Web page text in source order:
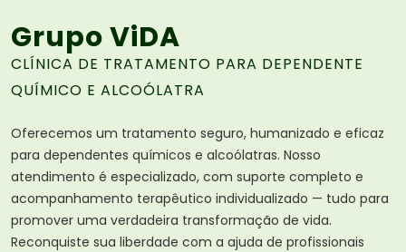
Grupo ViDA
CLÍNICA DE TRATAMENTO PARA DEPENDENTE
QUÍMICO E ALCOÓLATRA
Oferecemos um tratamento seguro, humanizado e eficaz
para dependentes químicos e alcoólatras. Nosso
atendimento é especializado, com suporte completo e
acompanhamento terapêutico individualizado — tudo para
promover uma verdadeira transformação de vida.
Reconquiste sua liberdade com a ajuda de profissionais